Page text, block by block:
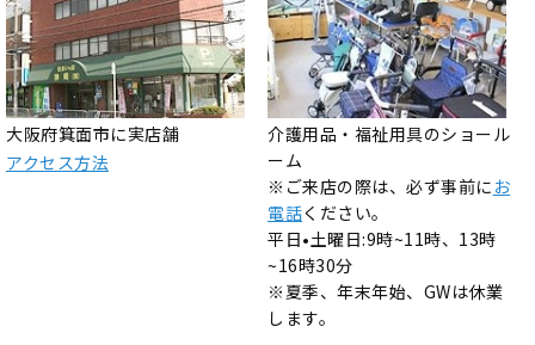
大阪府箕面市に実店舗
アクセス方法
介護用品・福祉用具のショール
ーム
※ご来店の際は、必ず事前に お
電話ください。
平日•土曜日:9時~11時、13時
~16時30分
※夏季、年末年始、GWは休業
します。